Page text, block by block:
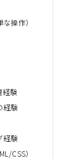
操作）
経験
経験
経験
CSS）